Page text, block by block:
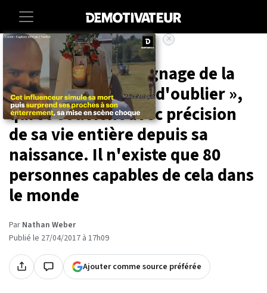
Societe Sciences
L'incroyable témoignage de la
femme « incapable d'oublier »,
qui se souvient avec précision
de sa vie entière depuis sa
naissance. Il n'existe que 80
personnes capables de cela dans
le monde
Par Nathan Weber
Publié le 27/04/2017 à 17h09
Ajouter comme source préférée
×